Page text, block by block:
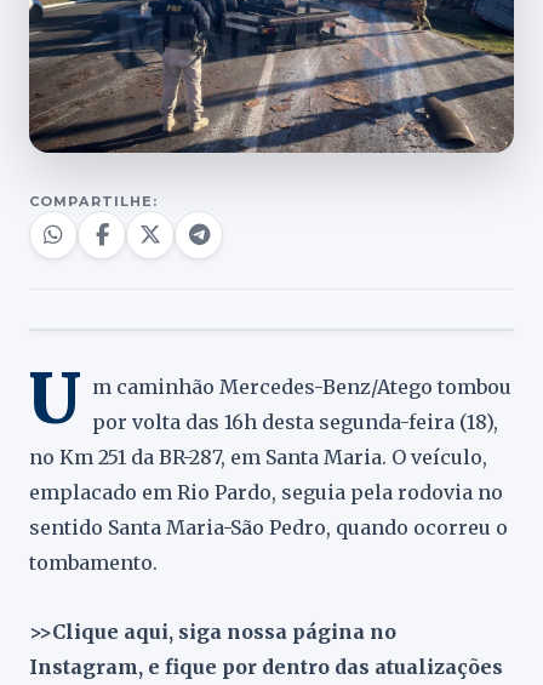
COMPARTILHE:
U m caminhão Mercedes-Benz/Atego tombou
por volta das 16h desta segunda-feira (18),
no Km 251 da BR-287, em Santa Maria. O veículo,
emplacado em Rio Pardo, seguia pela rodovia no
sentido Santa Maria-São Pedro, quando ocorreu o
tombamento.
>>Clique aqui, siga nossa página no
Instagram, e fique por dentro das atualizações